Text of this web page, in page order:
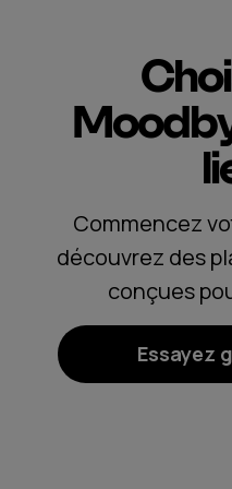
Commencez
découvrez des
conçues
Essayez